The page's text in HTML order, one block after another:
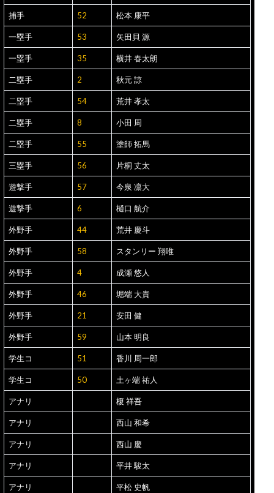
捕手 52 松本 康平
一塁手 53 矢田貝 源
一塁手 35 横井 春太朗
二塁手 2 秋元 諒
二塁手 54 荒井 孝太
二塁手 8 小田 周
二塁手 55 塗師 拓馬
三塁手 56 片桐 丈太
遊撃手 57 今泉 凛大
遊撃手 6 樋口 航介
外野手 44 荒井 慶斗
外野手 58 スタンリー 翔唯
外野手 4 成瀬 悠人
外野手 46 堀端 大貴
外野手 21 安田 健
外野手 59 山本 明良
学生コ 51 香川 周一郎
学生コ 50 土ヶ端 祐人
アナリ 榎 祥吾
アナリ 西山 和希
アナリ 西山 慶
アナリ 平井 駿太
アナリ 平松 史帆